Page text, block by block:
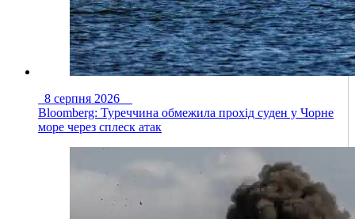
8 серпня 2026
Bloomberg: Туреччина обмежила прохід суден у Чорне
море через сплеск атак